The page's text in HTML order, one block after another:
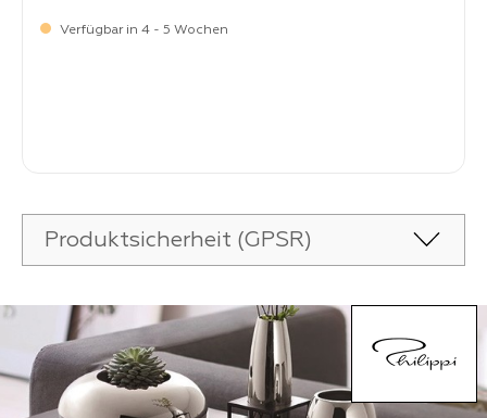
Verfügbar in 4 - 5 Wochen
Produktsicherheit (GPSR)